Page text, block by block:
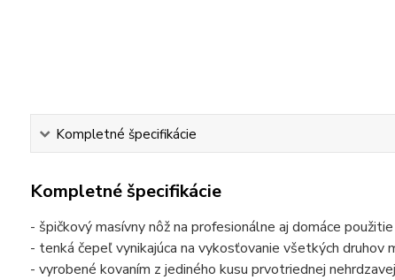
Kompletné špecifikácie
Kompletné špecifikácie
- špičkový masívny nôž na profesionálne aj domáce použitie
- tenká čepeľ vynikajúca na vykosťovanie všetkých druhov
- vyrobené kovaním z jediného kusu prvotriednej